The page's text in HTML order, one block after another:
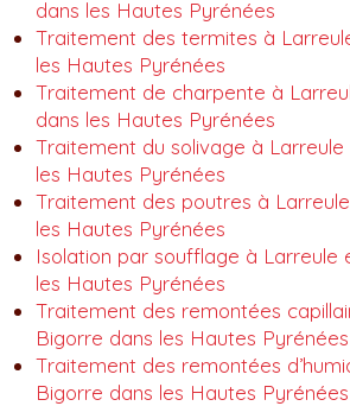
dans les Hautes Pyrénées
Traitement des termites à
les Hautes Pyrénées
Traitement de charpente à
dans les Hautes Pyrénées
Traitement du solivage à
les Hautes Pyrénées
Traitement des poutres à
les Hautes Pyrénées
Isolation par soufflage à Larreule
les Hautes Pyrénées
Traitement des remontées
Bigorre dans les Hautes Pyrénées
Traitement des remontées
Bigorre dans les Hautes Pyrénées